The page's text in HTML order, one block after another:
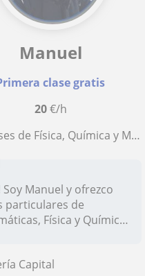
Manuel
clase gratis
20€/h
Física, Química y Matemáticas hasta nivel E.S.O
Soy Manuel y ofrezco
particulares de
Física y Química,
Capital